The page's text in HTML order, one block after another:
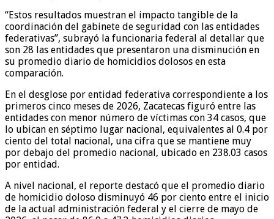
“Estos resultados muestran el impacto tangible de la
coordinación del gabinete de seguridad con las entidades
federativas”, subrayó la funcionaria federal al detallar que
son 28 las entidades que presentaron una disminución en
su promedio diario de homicidios dolosos en esta
comparación.
En el desglose por entidad federativa correspondiente a los
primeros cinco meses de 2026, Zacatecas figuró entre las
entidades con menor número de víctimas con 34 casos, que
lo ubican en séptimo lugar nacional, equivalentes al 0.4 por
ciento del total nacional, una cifra que se mantiene muy
por debajo del promedio nacional, ubicado en 238.03 casos
por entidad.
A nivel nacional, el reporte destacó que el promedio diario
de homicidio doloso disminuyó 46 por ciento entre el inicio
de la actual administración federal y el cierre de mayo de